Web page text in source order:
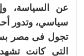
عن السياسة،
تجول فى مصر
التى كانت